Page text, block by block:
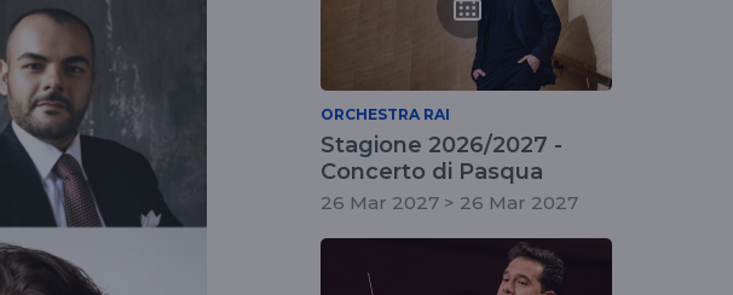
ORCHESTRA RAI
Stagione 2026/2027 -
Concerto di Pasqua
26 Mar 2027 > 26 Mar 2027